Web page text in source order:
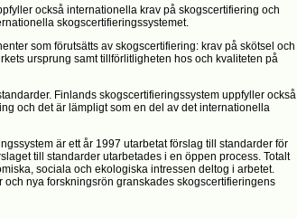
också internationella krav på skogscertifiering och
skogscertifieringssystemet.
som förutsätts av skogscertifiering: krav på skötsel och
ursprung samt tillförlitligheten hos och kvaliteten på
Finlands skogscertifieringssystem uppfyller också
och det är lämpligt som en del av det internationella
är ett år 1997 utarbetat förslag till standarder för
till standarder utarbetades i en öppen process. Totalt
sociala och ekologiska intressen deltog i arbetet.
och nya forskningsrön granskades skogscertifieringens